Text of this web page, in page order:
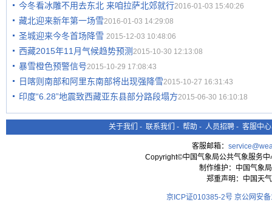
今冬看冰雕不用去东北 来咱拉萨北郊就行2016-01-03 15:40:26
藏北迎来新年第一场雪2016-01-03 14:29:08
圣城迎来今冬首场降雪 2015-12-03 10:48:06
西藏2015年11月气候趋势预测 2015-10-30 12:13:08
暴雪橙色预警信号2015-10-29 17:08:43
日喀则南部和阿里东南部将出现强降雪2015-10-27 16:31:43
印度“6.28”地震致西藏亚东县部分路段塌方2015-06-30 16:10:18
关于我们 - 联系我们 - 帮助 - 人员招聘 - 客服中心
客服邮箱：
Copyright©中国气象局公共气象服务
制作维护：中国气象
郑重声明：中国天
京ICP证010385-2号 京公网安